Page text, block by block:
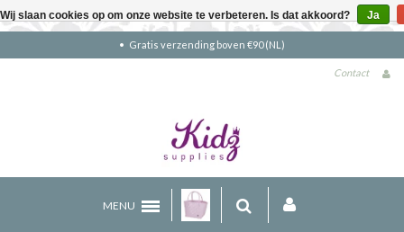
Gratis verzending boven €90 (NL)
Contact
MENU
Wij slaan cookies op om onze website te verbeteren. Is dat akkoord? Ja